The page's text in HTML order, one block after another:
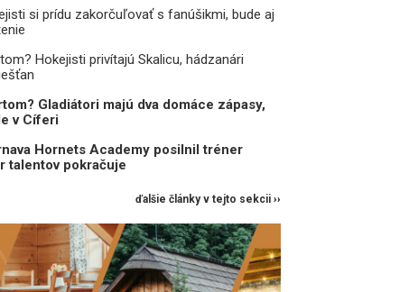
si prídu zakorčuľovať s fanúšikmi, bude aj
Hokejisti privítajú Skalicu, hádzanári
Gladiátori majú dva domáce zápasy,
v Cíferi
Hornets Academy posilnil tréner
talentov pokračuje
ďalšie články v tejto sekcii ››